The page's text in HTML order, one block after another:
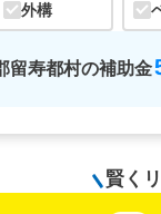
外構
留寿都村の補助金
賢く